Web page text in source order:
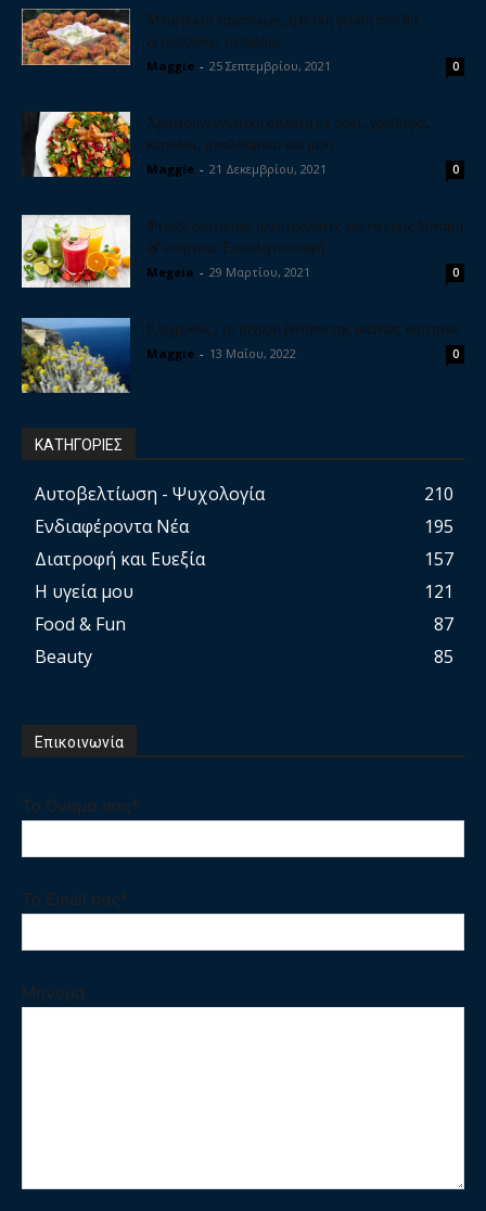
Μπιφτέκια λαχανικών, η θεϊκή γεύση που θα
ξετρελλάνει τα παιδιά
Maggie - 25 Σεπτεμβρίου, 2021 0
Χριστουγεννιάτικη σαλάτα με ρόδι, γραβιέρα,
καρύδια, μπαλσάμικο και μέλι
Maggie - 21 Δεκεμβρίου, 2021 0
Φτιάξε σπιτικούς ηλεκτρολύτες για να έχεις δύναμη
& ενέργεια. Εύκολη συνταγή
Megeia - 29 Μαρτίου, 2021 0
Ελίχρυσος, το ισχυρό βότανο της αιώνιας νεότητας
Maggie - 13 Μαΐου, 2022 0
ΚΑΤΗΓΟΡΙΕΣ
Αυτοβελτίωση - Ψυχολογία
210
Ενδιαφέροντα Νέα
195
Διατροφή και Ευεξία
157
Η υγεία μου
121
Food & Fun
87
Beauty
85
Επικοινωνία
Το Ονομα σας*
Το Email σας*
Μηνυμα